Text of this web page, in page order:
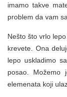
imamo takve
problem da vam
Nešto što vrlo
krevete. Ona
lepo uskladimo
posao.
elemenata koji